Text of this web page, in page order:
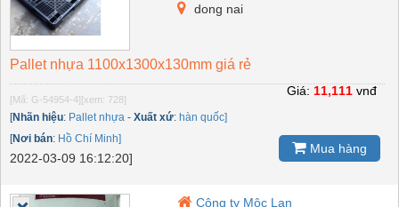
dong nai
Pallet nhựa 1100x1300x130mm giá rẻ
[Mã: G-54954-4] [xem: 728]
[Nhãn hiệu: Pallet nhựa - Xuất xứ: hàn quốc]
[Nơi bán: Hồ Chí Minh]
2022-03-09 16:12:20]
Giá: 11,111 vnđ
Mua hàng
Công ty Mộc Lan